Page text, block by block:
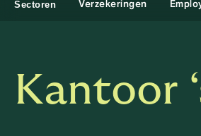
Sectoren Verzekeringen
Kantoor